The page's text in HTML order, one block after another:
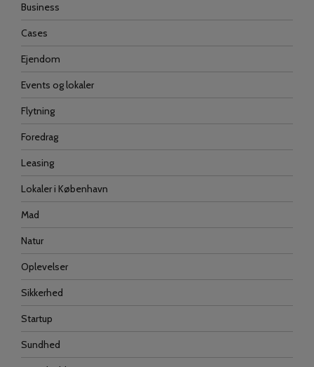
Business
Cases
Ejendom
Events og lokaler
Flytning
Foredrag
Leasing
Lokaler i København
Mad
Natur
Oplevelser
Sikkerhed
Startup
Sundhed